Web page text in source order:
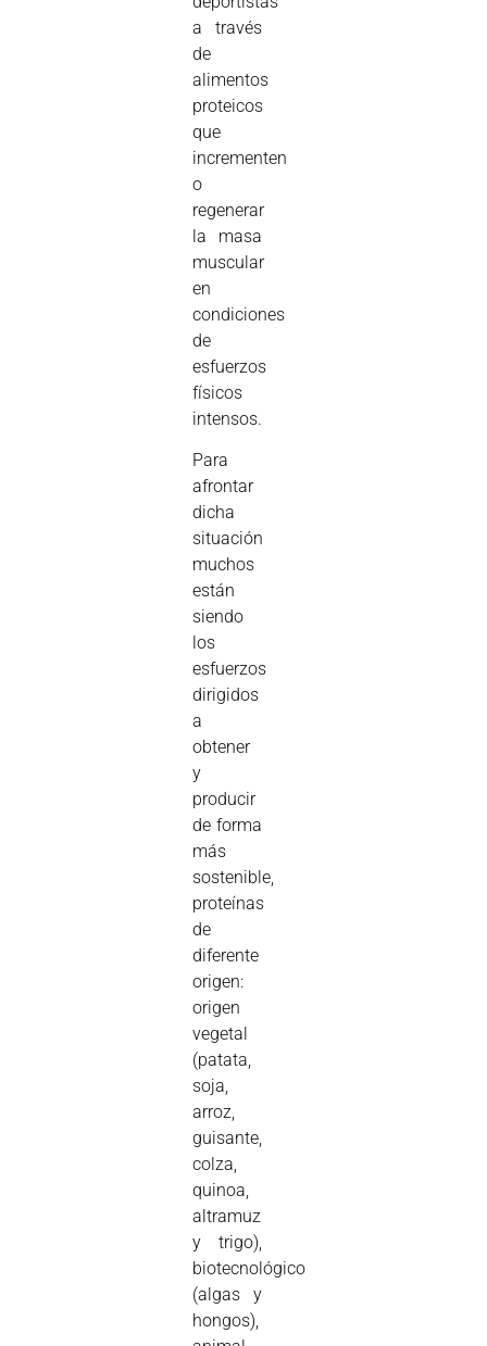
a través
de
alimentos
proteicos
que
incrementen
o
regenerar
la masa
muscular
en
condiciones
de
esfuerzos
físicos
intensos.
Para
afrontar
dicha
situación
muchos
están
siendo
los
esfuerzos
dirigidos
a
obtener
y
producir
de forma
más
sostenible,
proteínas
de
diferente
origen:
origen
vegetal
(patata,
soja,
arroz,
guisante,
colza,
quinoa,
altramuz
y trigo),
biotecnológico
(algas y
hongos),